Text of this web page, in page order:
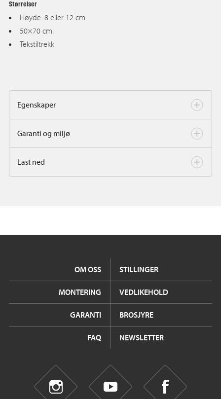
Størrelser
Høyde: 8 eller 12 cm.
50×70 cm.
Tekstiltrekk.
Egenskaper
Garanti og miljø
Last ned
OM OSS STILLINGER
MONTERING VEDLIKEHOLD
GARANTI BROSJYRE
FAQ NEWSLETTER